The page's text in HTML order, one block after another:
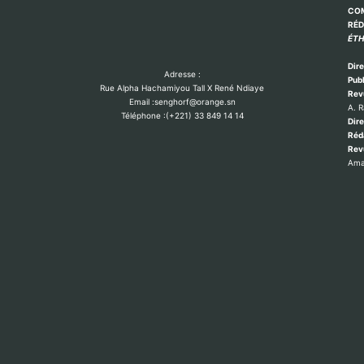
Adresse :
Rue Alpha Hachamiyou Tall X René Ndiaye
Email :senghorf@orange.sn
Téléphone :(+221) 33 849 14 14
A.